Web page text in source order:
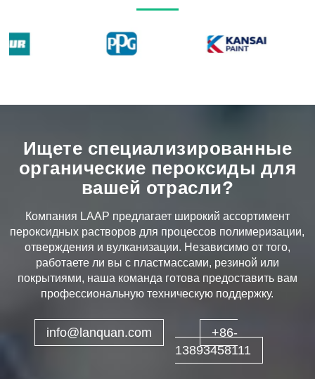
Ищете специализированные
органические пероксиды для
вашей отрасли?
Компания LAAP предлагает широкий ассортимент
пероксидных растворов для процессов полимеризации,
отверждения и вулканизации. Независимо от того,
работаете ли вы с пластмассами, резиной или
покрытиями, наша команда готова предоставить вам
профессиональную техническую поддержку.
info@lanquan.com
+86-
13893458111